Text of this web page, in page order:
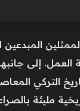
العمل. إلى